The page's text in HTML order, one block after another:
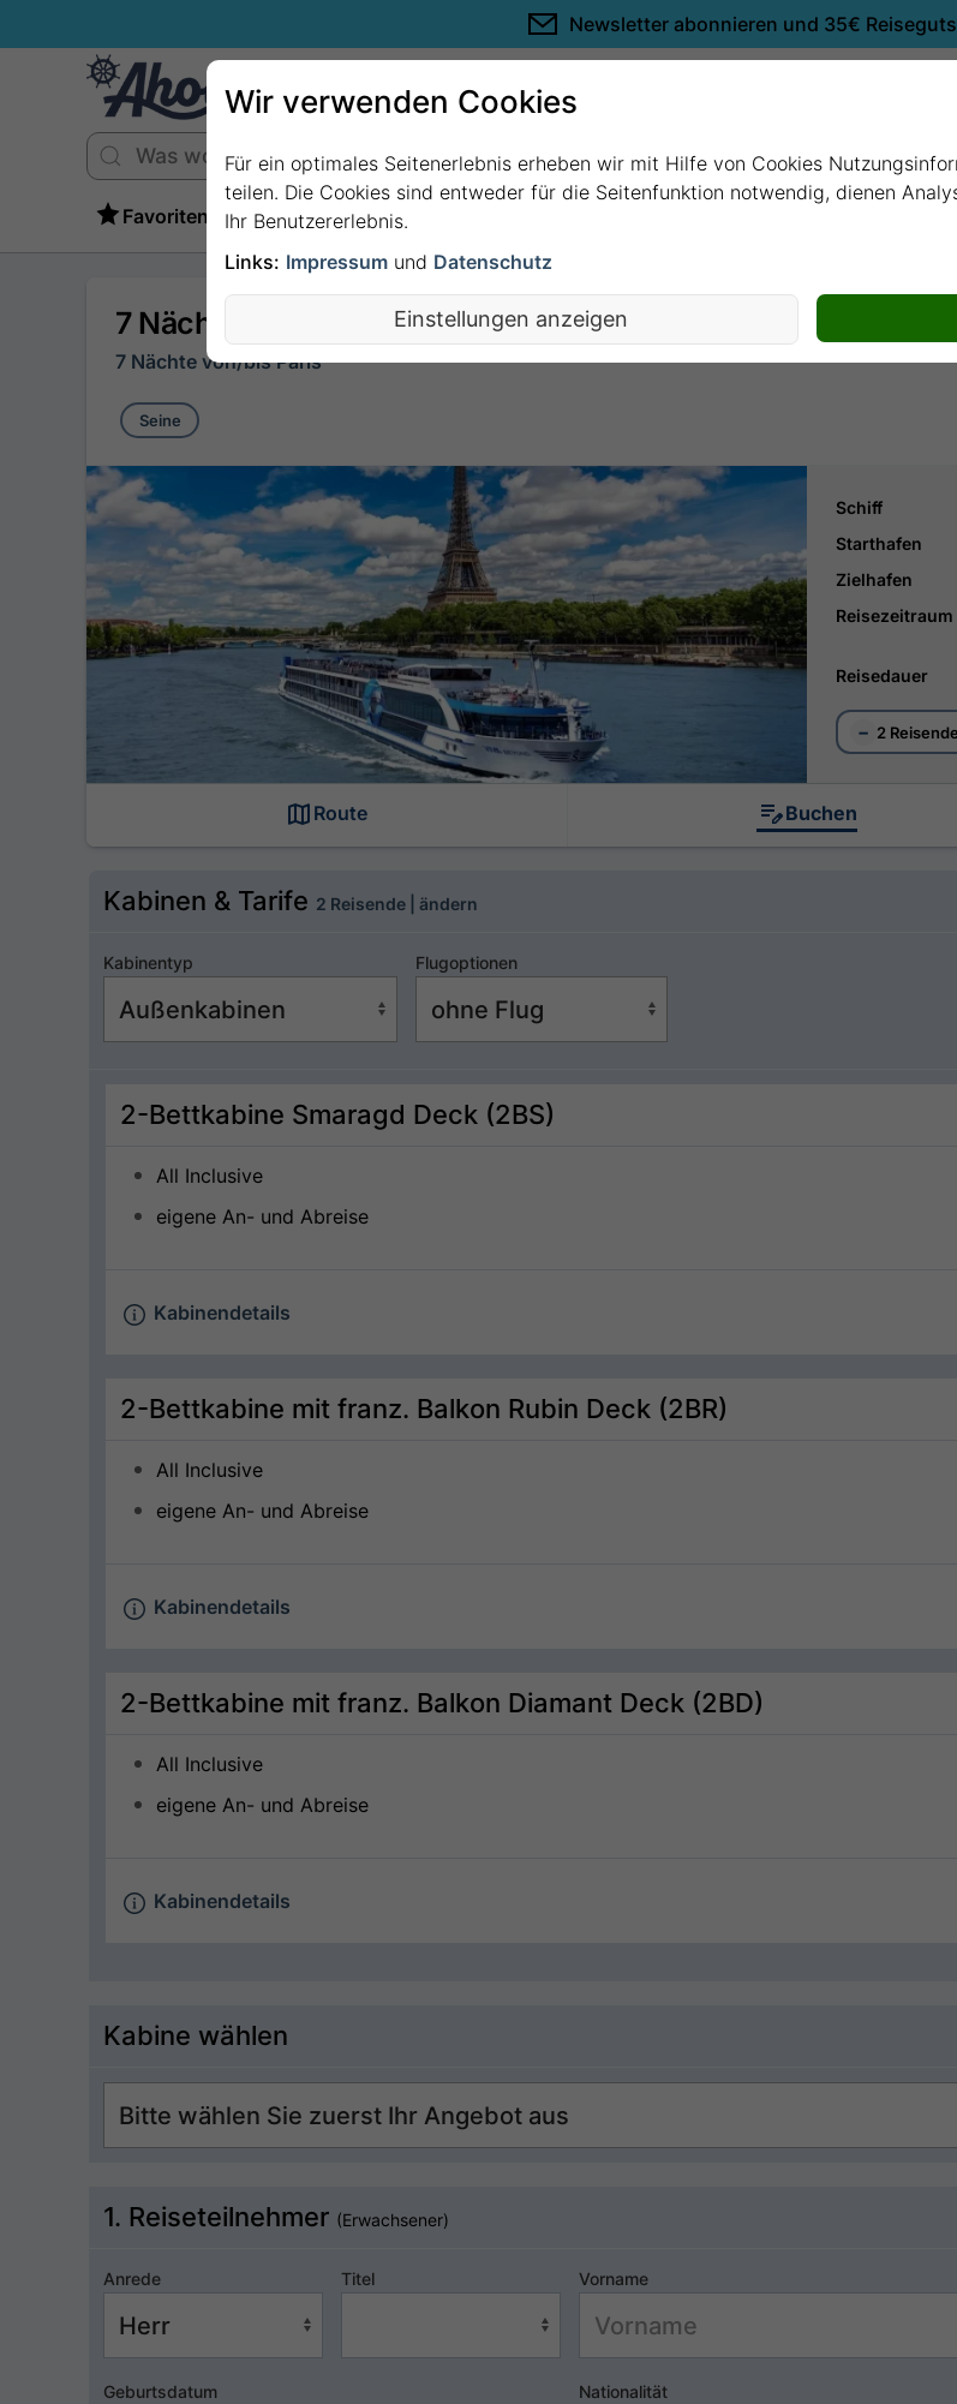
Newsletter abonnieren und 35€
Favoriten
7 Nächte - Im Rhythmus der Seine mit MS VIVA BEYOND
7 Nächte von/bis Paris
Seine
Schiff
Starthafen
Zielhafen
Reisezeitraum
Reisedauer
− 2 Reisende
Route Buchen
Kabinen & Tarife 2 Reisende | ändern
Kabinentyp Flugoptionen
2-Bettkabine Smaragd Deck (2BS)
All Inclusive
eigene An- und Abreise
Kabinendetails
2-Bettkabine mit franz. Balkon Rubin Deck (2BR)
All Inclusive
eigene An- und Abreise
Kabinendetails
2-Bettkabine mit franz. Balkon Diamant Deck (2BD)
All Inclusive
eigene An- und Abreise
Kabinendetails
Kabine wählen
1. Reiseteilnehmer (Erwachsener)
Anrede Titel Vorname
Geburtsdatum Nationalität
Wir verwenden Cookies
Für ein optimales Seitenerlebnis erheben wir mit Hilfe von Cookies
teilen. Die Cookies sind entweder für die Seitenfunktion notwendig, dienen
Ihr Benutzererlebnis.
Links: Impressum und Datenschutz
Einstellungen anzeigen